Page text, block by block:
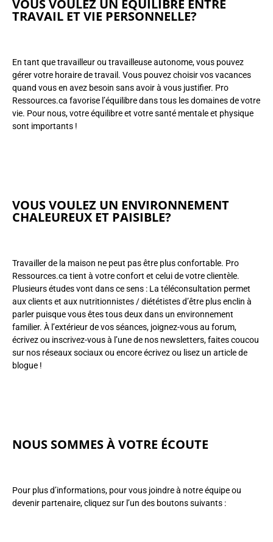
VOUS VOULEZ UN ÉQUILIBRE ENTRE
TRAVAIL ET VIE PERSONNELLE?
En tant que travailleur ou travailleuse autonome, vous pouvez
gérer votre horaire de travail. Vous pouvez choisir vos vacances
quand vous en avez besoin sans avoir à vous justifier. Pro
Ressources.ca favorise l’équilibre dans tous les domaines de votre
vie. Pour nous, votre équilibre et votre santé mentale et physique
sont importants !
VOUS VOULEZ UN ENVIRONNEMENT
CHALEUREUX ET PAISIBLE?
Travailler de la maison ne peut pas être plus confortable. Pro
Ressources.ca tient à votre confort et celui de votre clientèle.
Plusieurs études vont dans ce sens : La téléconsultation permet
aux clients et aux nutritionnistes / diététistes d’être plus enclin à
parler puisque vous êtes tous deux dans un environnement
familier. À l’extérieur de vos séances, joignez-vous au forum,
écrivez ou inscrivez-vous à l’une de nos newsletters, faites coucou
sur nos réseaux sociaux ou encore écrivez ou lisez un article de
blogue !
NOUS SOMMES À VOTRE ÉCOUTE
Pour plus d’informations, pour vous joindre à notre équipe ou
devenir partenaire, cliquez sur l’un des boutons suivants :